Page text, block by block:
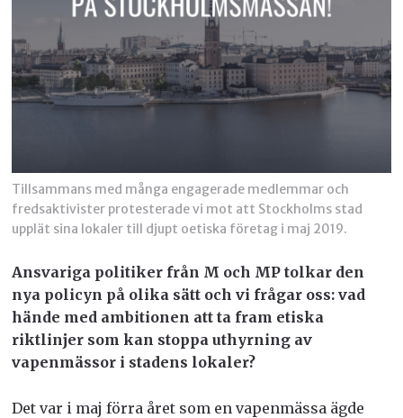
Tillsammans med många engagerade medlemmar och
fredsaktivister protesterade vi mot att Stockholms stad
upplät sina lokaler till djupt oetiska företag i maj 2019.
Ansvariga politiker från M och MP tolkar den
nya policyn på olika sätt och vi frågar oss: vad
hände med ambitionen att ta fram etiska
riktlinjer som kan stoppa uthyrning av
vapenmässor i stadens lokaler?
Det var i maj förra året som en vapenmässa ägde